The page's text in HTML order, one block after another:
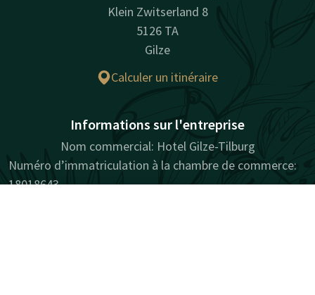
Klein Zwitserland 8
5126 TA
Gilze
Calculer un itinéraire
Informations sur l'entreprise
Nom commercial: Hotel Gilze-Tilburg
Numéro d’immatriculation à la chambre de commerce:
18018643